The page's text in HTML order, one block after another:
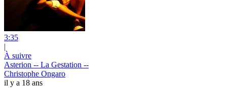
3:35
|
À suivre
Asterion -- La Gestation --
Christophe Ongaro
il y a 18 ans